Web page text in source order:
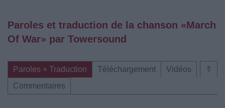
Paroles et traduction de la chanson «March
Of War» par Towersound
⇑
Paroles + Traduction Téléchargement
Vidéos
Commentaires